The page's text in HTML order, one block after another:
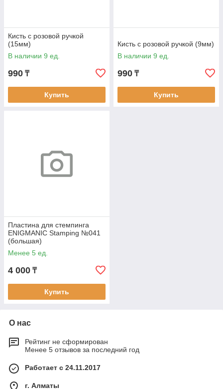
Кисть с розовой ручкой
(15мм)
В наличии 9 ед.
990 ₸
Купить
Кисть с розовой ручкой (9мм)
В наличии 9 ед.
990 ₸
Купить
Пластина для стемпинга
ENIGMANIC Stamping №041
(большая)
Менее 5 ед.
4 000 ₸
Купить
О нас
Рейтинг не сформирован
Менее 5 отзывов за последний год
Работает с 24.11.2017
г. Алматы